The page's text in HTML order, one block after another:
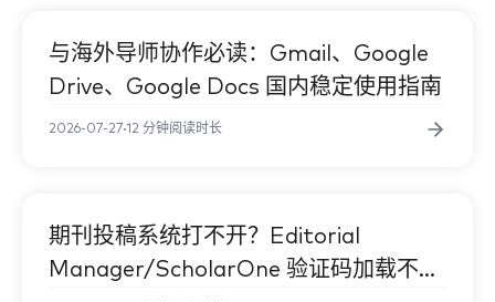
Slack 国内
Coursera国
不开？edX
与海外导师
学术科研
与海外导师协作必读：Gmail、Google
Drive、Google Docs 国内稳定使用指南
2026-07-27 12 分钟阅读时长
学术科研
期刊投稿系统打不开？Editorial
Manager/ScholarOne 验证码加载不出